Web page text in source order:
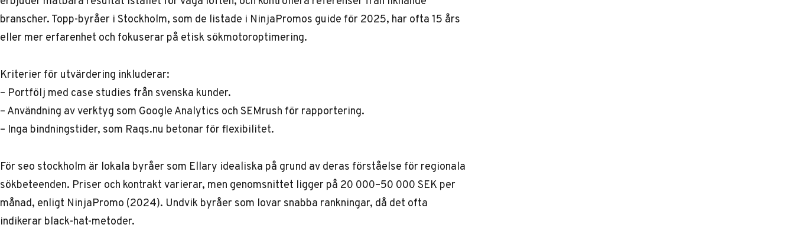
branscher. Topp-byråer i Stockholm, som de listade i NinjaPromos guide för 2025, har ofta 15 års
eller mer erfarenhet och fokuserar på etisk sökmotoroptimering.
Kriterier för utvärdering inkluderar:
– Portfölj med case studies från svenska kunder.
– Användning av verktyg som Google Analytics och SEMrush för rapportering.
– Inga bindningstider, som Raqs.nu betonar för flexibilitet.
För seo stockholm är lokala byråer som Ellary idealiska på grund av deras förståelse för regionala
sökbeteenden. Priser och kontrakt varierar, men genomsnittet ligger på 20 000–50 000 SEK per
månad, enligt NinjaPromo (2024). Undvik byråer som lovar snabba rankningar, då det ofta
indikerar black-hat-metoder.